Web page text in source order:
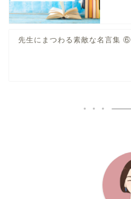
先生にまつわる素敵な名言集 ⑥